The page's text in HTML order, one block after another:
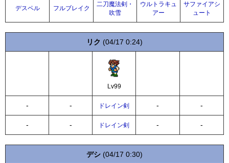
デスペル フルブレイク
二刀魔法剣・
吹雪
ウルトラキュ
アー
サファイアシ
ュート
リク (04/17 0:24)
Lv99
- - ドレイン剣 - -
- - ドレイン剣 - -
デシ (04/17 0:30)